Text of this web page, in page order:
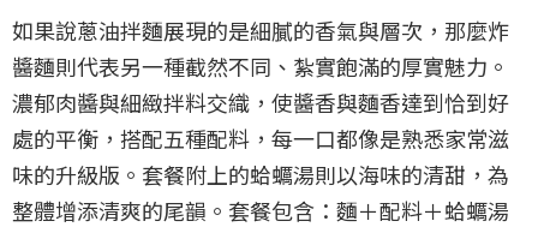
如果說蔥油拌麵展現的是細膩的香氣與層次，那麼炸
醬麵則代表另一種截然不同、紮實飽滿的厚實魅力。
濃郁肉醬與細緻拌料交織，使醬香與麵香達到恰到好
處的平衡，搭配五種配料，每一口都像是熟悉家常滋
味的升級版。套餐附上的蛤蠣湯則以海味的清甜，為
整體增添清爽的尾韻。套餐包含：麵＋配料＋蛤蠣湯